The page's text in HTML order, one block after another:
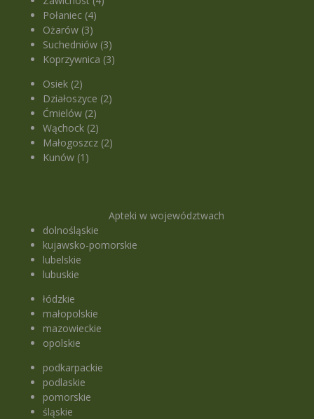
Połaniec (4)
Ożarów (3)
Suchedniów (3)
Koprzywnica (3)
Osiek (2)
Działoszyce (2)
Ćmielów (2)
Wąchock (2)
Małogoszcz (2)
Kunów (1)
Apteki w województwach
dolnośląskie
kujawsko-pomorskie
lubelskie
lubuskie
łódzkie
małopolskie
mazowieckie
opolskie
podkarpackie
podlaskie
pomorskie
śląskie
możesz też wycofać zgodę na przetwarzanie Twoich
danych tylko w niektórych celach. Jeżeli chcesz
dowiedzieć się więcej lub chcesz przeprowadzić
konfigurację szczegółową, to możesz tego dokonać
za pomocą „Ustawień zaawansowanych”.
Więcej informacji na temat wykorzystywania
narzędzi zewnętrznych w naszym serwisie
znajdziesz wRegulaminie Serwisu